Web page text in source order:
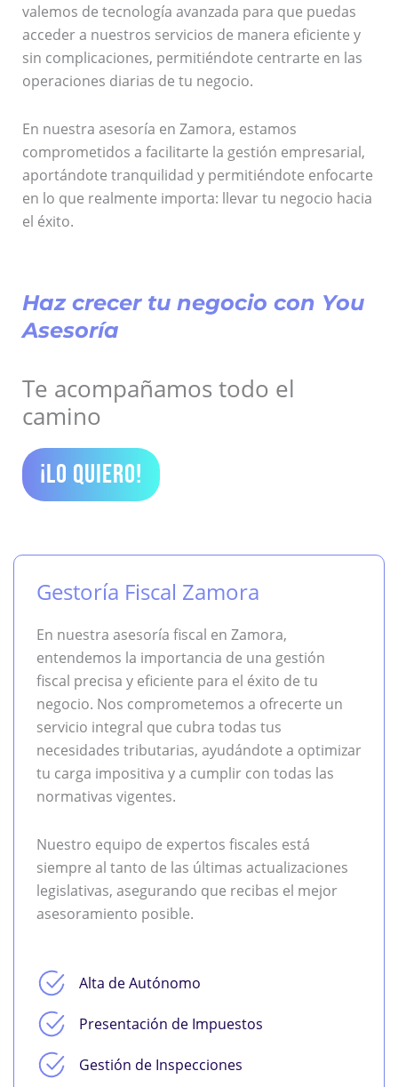
valemos de tecnología avanzada para que puedas
acceder a nuestros servicios de manera eficiente y
sin complicaciones, permitiéndote centrarte en las
operaciones diarias de tu negocio.
En nuestra asesoría en Zamora, estamos
comprometidos a facilitarte la gestión empresarial,
aportándote tranquilidad y permitiéndote enfocarte
en lo que realmente importa: llevar tu negocio hacia
el éxito.
Haz crecer tu negocio con You
Asesoría
Te acompañamos todo el
camino
¡LO QUIERO!
Gestoría Fiscal Zamora
En nuestra asesoría fiscal en Zamora,
entendemos la importancia de una gestión
fiscal precisa y eficiente para el éxito de tu
negocio. Nos comprometemos a ofrecerte un
servicio integral que cubra todas tus
necesidades tributarias, ayudándote a optimizar
tu carga impositiva y a cumplir con todas las
normativas vigentes.
Nuestro equipo de expertos fiscales está
siempre al tanto de las últimas actualizaciones
legislativas, asegurando que recibas el mejor
asesoramiento posible.
Alta de Autónomo
Presentación de Impuestos
Gestión de Inspecciones